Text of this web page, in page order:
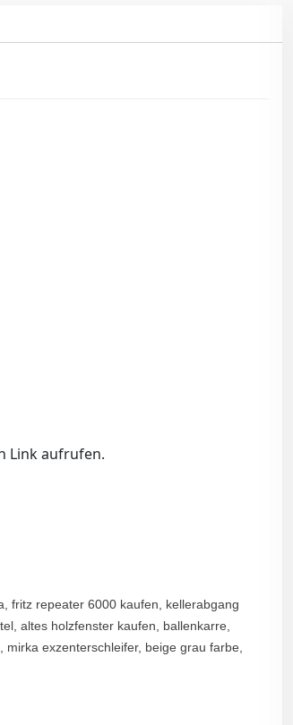
Link aufrufen.
fritz repeater 6000 kaufen, kellerabgang
altes holzfenster kaufen, ballenkarre,
exzenterschleifer, beige grau farbe,